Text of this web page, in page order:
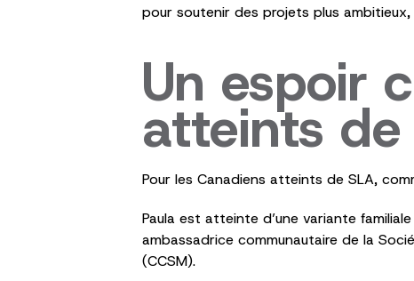
pour soutenir des projets plus
Un espoir
atteints de
Pour les Canadiens atteints de SLA,
Paula est atteinte d’une variante
ambassadrice communautaire de la
(CCSM).